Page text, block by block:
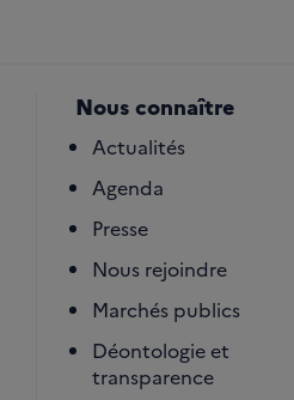
Nous connaître
Actualités
Agenda
Presse
Nous rejoindre
Marchés publics
Déontologie et
transparence